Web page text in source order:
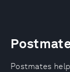
Postmates